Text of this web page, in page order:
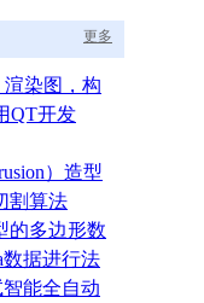
更多
渲染图，构
调度中枢
QT开发
）造型
割算法
的多边形数
据进行法
能全自动